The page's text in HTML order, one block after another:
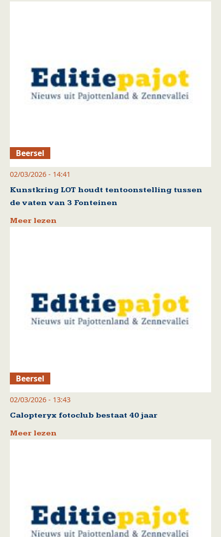
Beersel
02/03/2026 - 14:41
Kunstkring LOT houdt tentoonstelling tussen
de vaten van 3 Fonteinen
Meer lezen
Beersel
02/03/2026 - 13:43
Calopteryx fotoclub bestaat 40 jaar
Meer lezen